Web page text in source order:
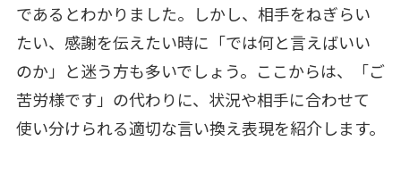
であるとわかりました。しかし、相手をねぎらい
たい、感謝を伝えたい時に「では何と言えばいい
のか」と迷う方も多いでしょう。ここからは、「ご
苦労様です」の代わりに、状況や相手に合わせて
使い分けられる適切な言い換え表現を紹介します。